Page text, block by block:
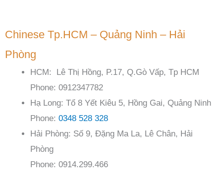
Chinese Tp.HCM – Quảng Ninh – Hải
Phòng
HCM: Lê Thị Hồng, P.17, Q.Gò Vấp, Tp HCM
Phone: 0912347782
Hạ Long: Tổ 8 Yết Kiêu 5, Hồng Gai, Quảng Ninh
Phone: 0348 528 328
Hải Phòng: Số 9, Đặng Ma La, Lê Chân, Hải
Phòng
Phone: 0914.299.466